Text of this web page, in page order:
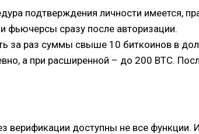
подтверждения личности имеется,
фьючерсы сразу после авторизации.
за раз суммы свыше 10 биткоинов в
а при расширенной – до 200 ВТС.
верификации доступны не все функции.